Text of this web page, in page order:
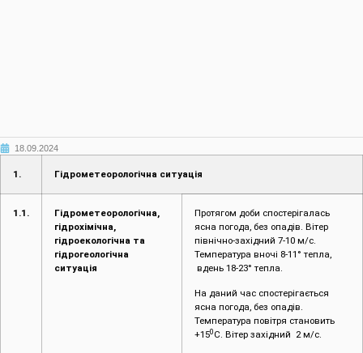
18.09.2024
1. Гідрометеорологічна ситуація
1.1.
Гідрометеорологічна,
гідрохімічна,
гідроекологічна та
гідрогеологічна
ситуація
Протягом доби спостерігалась
ясна погода, без опадів. Вітер
північно-західний 7-10 м/с.
Температура вночі 8-11° тепла,
вдень 18-23° тепла.
На даний час спостерігається
ясна погода, без опадів.
Температура повітря становить
+150 С. Вітер західний 2 м/с.